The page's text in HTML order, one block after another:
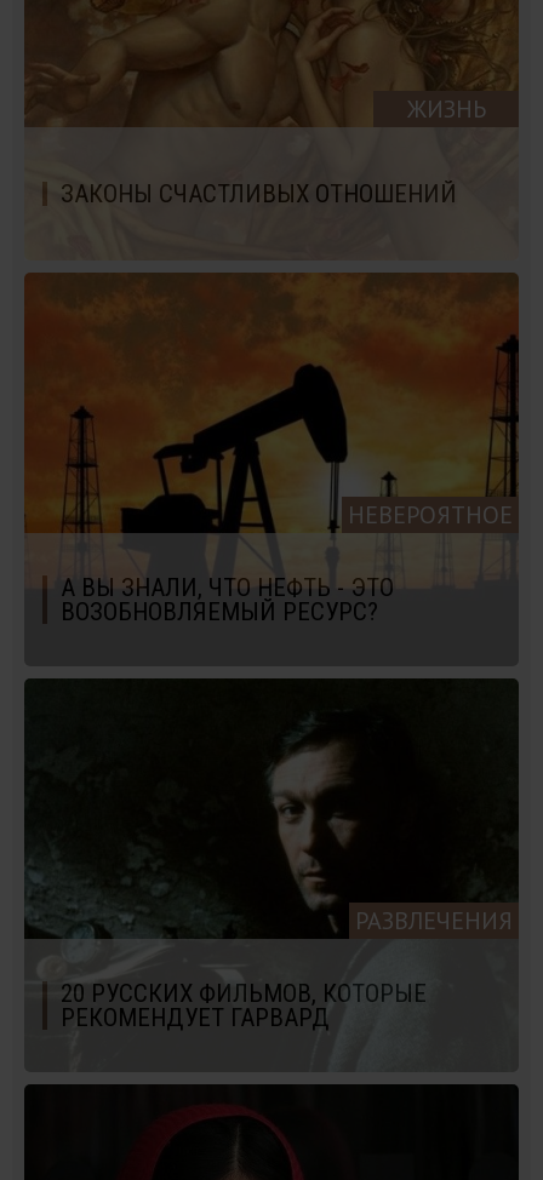
ЖИЗНЬ
ЗАКОНЫ СЧАСТЛИВЫХ ОТНОШЕНИЙ
НЕВЕРОЯТНОЕ
А ВЫ ЗНАЛИ, ЧТО НЕФТЬ - ЭТО
ВОЗОБНОВЛЯЕМЫЙ РЕСУРС?
РАЗВЛЕЧЕНИЯ
20 РУССКИХ ФИЛЬМОВ, КОТОРЫЕ
РЕКОМЕНДУЕТ ГАРВАРД